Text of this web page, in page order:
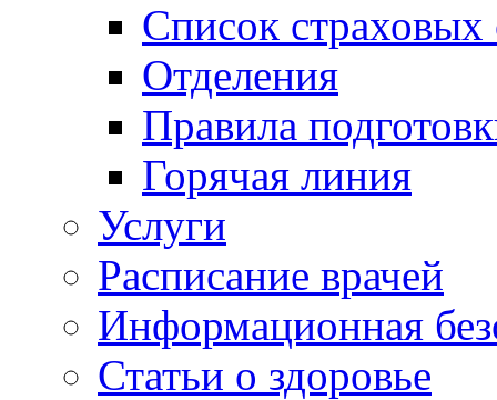
Список страховых
Отделения
Правила
Горячая линия
Услуги
Расписание врачей
Информационная
Статьи о здоровье